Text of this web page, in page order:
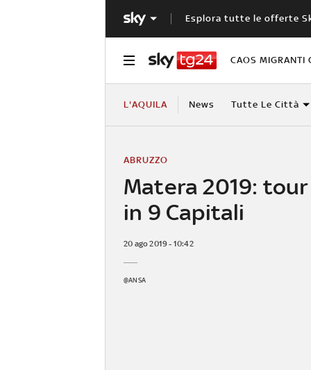
Esplora tutte le offerte
CAOS MIGRANTI
L'AQUILA News Tutte Le Città
Matera 2019:
in 9 Capitali
ABRUZZO
20 ago 2019 - 10:42
@ANSA